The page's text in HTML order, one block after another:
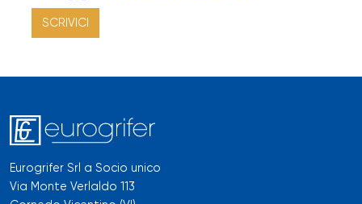
SCRIVICI
Eurogrifer Srl a Socio unico
Via Monte Verlaldo 113